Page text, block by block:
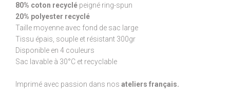
80% coton recyclé peigné ring-spun
20% polyester recyclé
Taille moyenne avec fond de sac large
Tissu épais, souple et résistant 300gr
Disponible en 4 couleurs
Sac lavable à 30°C et recyclable
Imprimé avec passion dans nos ateliers français.